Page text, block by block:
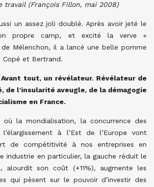
travail (François Fillon, mai 2008)
un assez joli doublé. Après avoir jeté le
propre camp, et excité la verve «
Mélenchon, il a lancé une belle pomme
et Bertrand.
Avant tout, un révélateur. Révélateur de
de l’insularité aveugle, de la démagogie
en France.
où la mondialisation, la concurrence des
à l’Est de l’Europe vont
de compétitivité à nos entreprises en
industrie en particulier, la gauche réduit le
alourdit son coût (+11%), augmente les
qui pèsent sur le pouvoir d’investir des